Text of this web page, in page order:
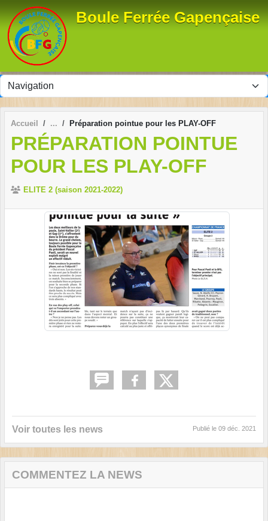
Boule Ferrée Gapençaise
Accueil Préparation pointue pour les PLAY-OFF
PRÉPARATION POINTUE
POUR LES PLAY-OFF
ELITE 2 (saison 2021-2022)
Voir toutes les news Publié le 09 déc. 2021
COMMENTEZ LA NEWS
Panneau de gestion des cookies